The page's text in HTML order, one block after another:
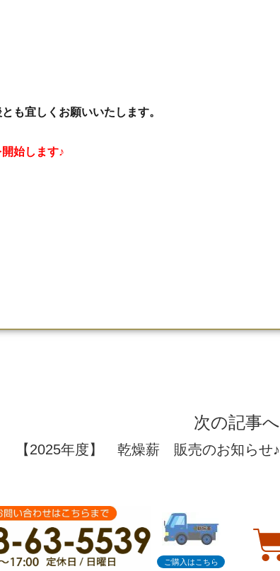
も宜しくお願いいたします。
始します♪
次の記事へ
【2025年度】 乾燥薪 販売のお知らせ♪
ご購入はこちら